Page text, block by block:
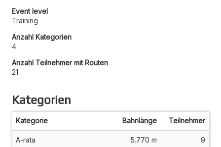
Event level
Training
Anzahl Kategorien
4
Anzahl Teilnehmer mit Routen
21
Kategorien
Kategorie Bahnlänge Teilnehmer
A-rata 5.770 m 9